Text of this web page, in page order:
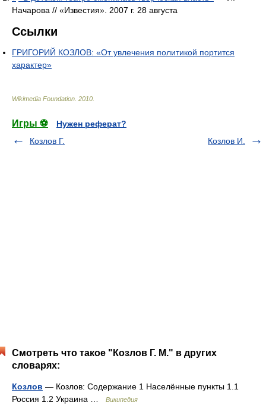
Начарова // «Известия». 2007 г. 28 августа
Ссылки
ГРИГОРИЙ КОЗЛОВ: «От увлечения политикой портится
характер»
Wikimedia Foundation 2010
Игры ⚽
Нужен реферат?
Козлов Г.
Козлов И.
Смотреть что такое "Козлов Г. М." в других
словарях:
Козлов — Козлов: Содержание 1 Населённые пункты 1.1
Россия 1.2 Украина …
Википедия